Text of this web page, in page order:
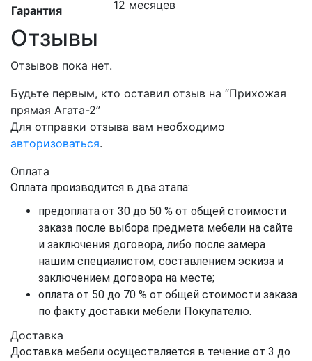
Гарантия 12 месяцев
Отзывы
Отзывов пока нет.
Будьте первым, кто оставил отзыв на “Прихожая
прямая Агата-2”
Для отправки отзыва вам необходимо
авторизоваться.
Оплата
Оплата производится в два этапа:
предоплата от 30 до 50 % от общей стоимости
заказа после выбора предмета мебели на сайте
и заключения договора, либо после замера
нашим специалистом, составлением эскиза и
заключением договора на месте;
оплата от 50 до 70 % от общей стоимости заказа
по факту доставки мебели Покупателю.
Доставка
Доставка мебели осуществляется в течение от 3 до